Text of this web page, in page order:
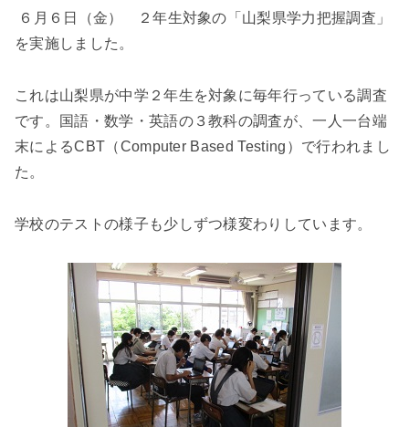
６月６日（金） ２年生対象の「山梨県学力把握調査」
を実施しました。
これは山梨県が中学２年生を対象に毎年行っている調査
です。国語・数学・英語の３教科の調査が、一人一台端
末によるCBT（Computer Based Testing）で行われまし
た。
学校のテストの様子も少しずつ様変わりしています。